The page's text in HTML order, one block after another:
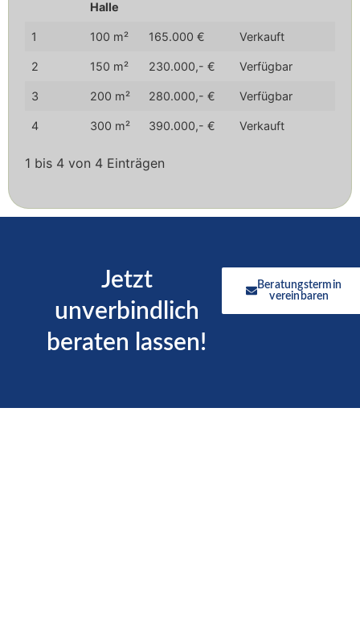
Halle
Hallen
Größe
Halle
Kaufsumme Verfügbarkeit
1 100 m² 165.000 € Verkauft
2 150 m² 230.000,- € Verfügbar
3 200 m² 280.000,- € Verfügbar
4 300 m² 390.000,- € Verkauft
1 bis 4 von 4 Einträgen
Jetzt
unverbindlich
beraten lassen!
Beratungstermin
vereinbaren